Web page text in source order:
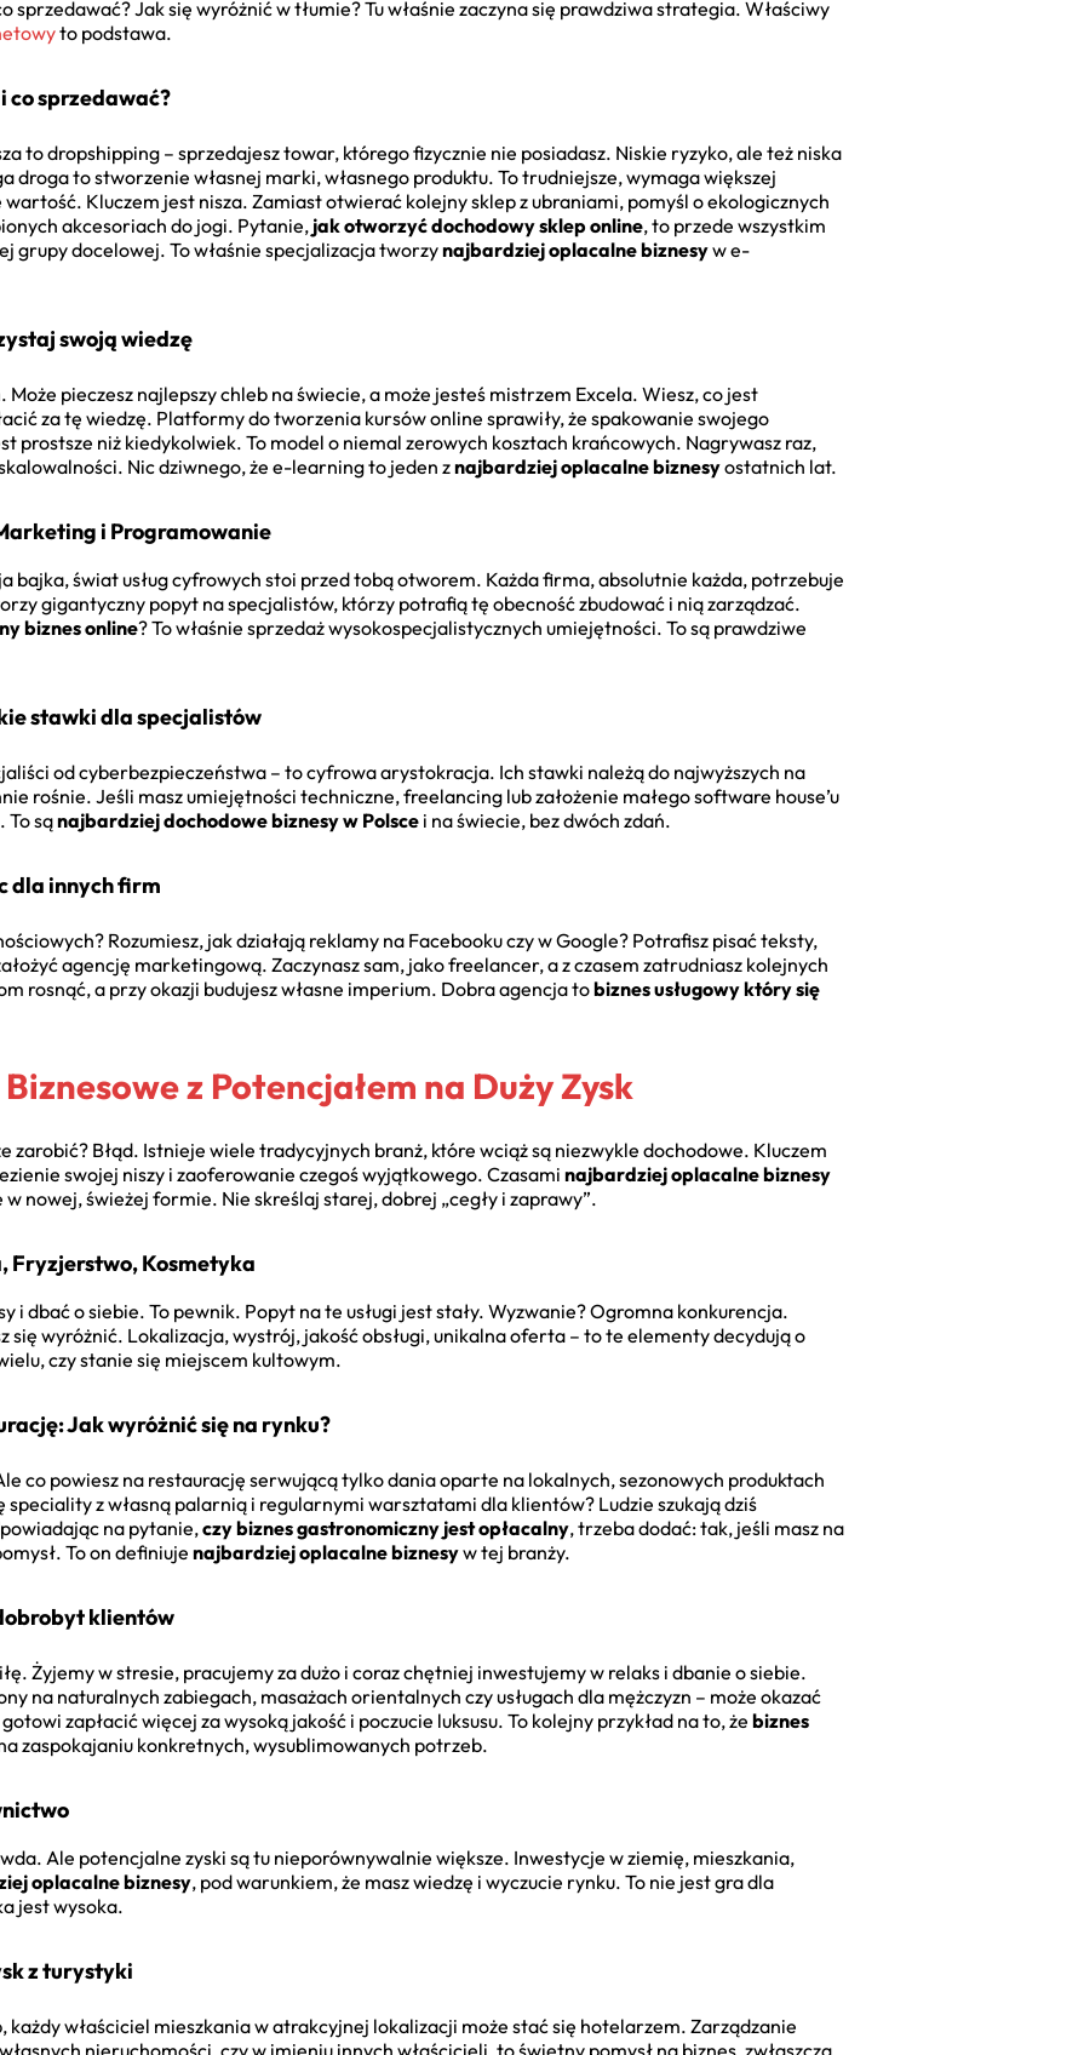
sprzedawać? Jak się wyróżnić w tłumie? Tu właśnie zaczyna się prawdziwa strategia. Właściwy
to podstawa.
co sprzedawać?
to dropshipping – sprzedajesz towar, którego fizycznie nie posiadasz. Niskie ryzyko, ale też niska
droga to stworzenie własnej marki, własnego produktu. To trudniejsze, wymaga większej
Kluczem jest nisza. Zamiast otwierać kolejny sklep z ubraniami, pomyśl o ekologicznych
akcesoriach do jogi. Pytanie, jak otworzyć dochodowy sklep online, to przede wszystkim
grupy docelowej. To właśnie specjalizacja tworzynajbardziej oplacalne biznesyw e-
swoją wiedzę
Może pieczesz najlepszy chleb na świecie, a może jesteś mistrzem Excela. Wiesz, co jest
za tę wiedzę. Platformy do tworzenia kursów online sprawiły, że spakowanie swojego
prostsze niż kiedykolwiek. To model o niemal zerowych kosztach krańcowych. Nagrywasz raz,
Nic dziwnego, że e-learning to jeden znajbardziej oplacalne biznesyostatnich lat.
i Programowanie
bajka, świat usług cyfrowych stoi przed tobą otworem. Każda firma, absolutnie każda, potrzebuje
gigantyczny popyt na specjalistów, którzy potrafią tę obecność zbudować i nią zarządzać.
biznes online? To właśnie sprzedaż wysokospecjalistycznych umiejętności. To są prawdziwe
stawki dla specjalistów
od cyberbezpieczeństwa – to cyfrowa arystokracja. Ich stawki należą do najwyższych na
rośnie. Jeśli masz umiejętności techniczne, freelancing lub założenie małego software house’u
To sąnajbardziej dochodowe biznesy w Polsce i na świecie, bez dwóch zdań.
dla innych firm
Rozumiesz, jak działają reklamy na Facebooku czy w Google? Potrafisz pisać teksty,
agencję marketingową. Zaczynasz sam, jako freelancer, a z czasem zatrudniasz kolejnych
rosnąć, a przy okazji budujesz własne imperium. Dobra agencja tobiznes usługowy który się
z Potencjałem na Duży Zysk
zarobić? Błąd. Istnieje wiele tradycyjnych branż, które wciąż są niezwykle dochodowe. Kluczem
swojej niszy i zaoferowanie czegoś wyjątkowego. Czasami najbardziej oplacalne biznesy
nowej, świeżej formie. Nie skreślaj starej, dobrej „cegły i zaprawy”.
Fryzjerstwo, Kosmetyka
i dbać o siebie. To pewnik. Popyt na te usługi jest stały. Wyzwanie? Ogromna konkurencja.
się wyróżnić. Lokalizacja, wystrój, jakość obsługi, unikalna oferta – to te elementy decydują o
czy stanie się miejscem kultowym.
Jak wyróżnić się na rynku?
co powiesz na restaurację serwującą tylko dania oparte na lokalnych, sezonowych produktach
z własną palarnią i regularnymi warsztatami dla klientów? Ludzie szukają dziś
na pytanie,czy biznes gastronomiczny jest opłacalny, trzeba dodać: tak, jeśli masz na
To on definiuje najbardziej oplacalne biznesyw tej branży.
klientów
Żyjemy w stresie, pracujemy za dużo i coraz chętniej inwestujemy w relaks i dbanie o siebie.
na naturalnych zabiegach, masażach orientalnych czy usługach dla mężczyzn – może okazać
zapłacić więcej za wysoką jakość i poczucie luksusu. To kolejny przykład na to, że biznes
zaspokajaniu konkretnych, wysublimowanych potrzeb.
Ale potencjalne zyski są tu nieporównywalnie większe. Inwestycje w ziemię, mieszkania,
oplacalne biznesy, pod warunkiem, że masz wiedzę i wyczucie rynku. To nie jest gra dla
jest wysoka.
z turystyki
właściciel mieszkania w atrakcyjnej lokalizacji może stać się hotelarzem. Zarządzanie
nieruchomości, czy w imieniu innych właścicieli, to świetny pomysł na biznes, zwłaszcza